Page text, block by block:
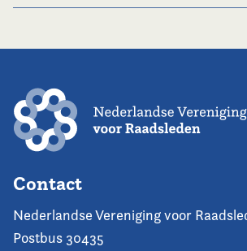
Contact
Nederlandse Vereniging voor
Postbus 30435